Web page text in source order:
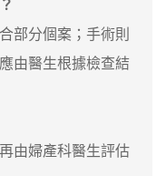
分個案；手術則
由醫生根據檢查結
由婦產科醫生評估